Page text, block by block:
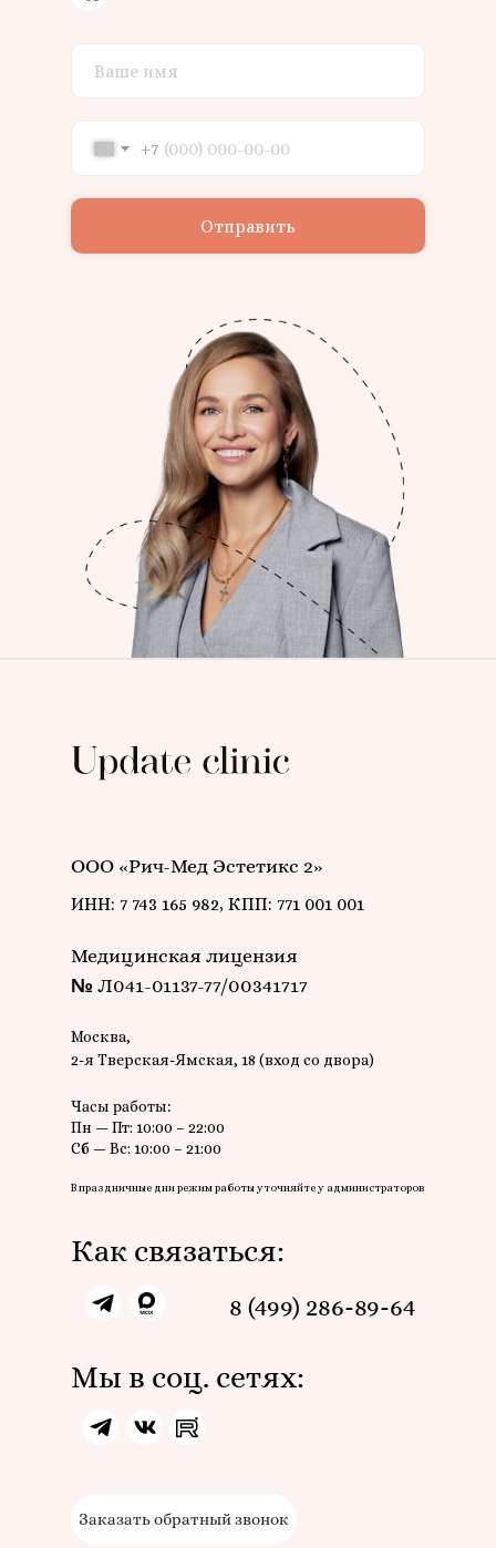
+7
Отправить
ООО «Рич-Мед Эстетикс 2»
ИНН: 7 743 165 982, КПП: 771 001 001
Медицинская лицензия
№ Л041-01137-77/00341717
Москва,
2-я Тверская-Ямская, 18 (вход со двора)
8 (499) 286-89-64
Мы в соц. сетях:
Как связаться:
Заказать обратный звонок
Часы работы:
Пн — Пт: 10:00 – 22:00
Сб — Вс: 10:00 – 21:00
В праздничные дни режим работы уточняйте у администраторов